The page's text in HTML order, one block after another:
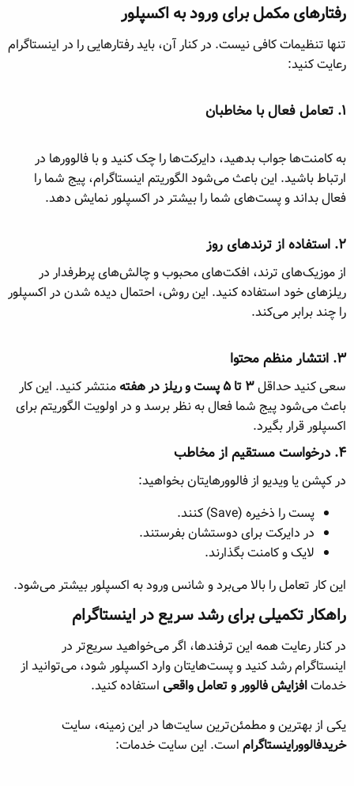
رفتارهای مکمل برای ورود به اکسپلور​
تنها تنظیمات کافی نیست. در کنار آن، باید رفتارهایی را در اینستاگرام
رعایت کنید:
۱. تعامل فعال با مخاطبان​
به کامنت‌ها جواب بدهید، دایرکت‌ها را چک کنید و با فالوورها در
ارتباط باشید. این باعث می‌شود الگوریتم اینستاگرام، پیج شما را
فعال بداند و پست‌های شما را بیشتر در اکسپلور نمایش دهد.
۲. استفاده از ترندهای روز​
از موزیک‌های ترند، افکت‌های محبوب و چالش‌های پرطرفدار در
ریلزهای خود استفاده کنید. این روش، احتمال دیده شدن در اکسپلور
را چند برابر می‌کند.
۳. انتشار منظم محتوا​
سعی کنید حداقل۳ تا ۵ پست و ریلز در هفته
منتشر کنید. این کار
باعث می‌شود پیج شما فعال به نظر برسد و در اولویت الگوریتم برای
اکسپلور قرار بگیرد.
۴. درخواست مستقیم از مخاطب​
در کپشن یا ویدیو از فالوورهایتان بخواهید:
پست را ذخیره (Save) کنند.
در دایرکت برای دوستشان بفرستند.
لایک و کامنت بگذارند.
این کار تعامل را بالا می‌برد و شانس ورود به اکسپلور بیشتر می‌شود.
راهکار تکمیلی برای رشد سریع در اینستاگرام​
در کنار رعایت همه این ترفندها، اگر می‌خواهید سریع‌تر در
اینستاگرام رشد کنید و پست‌هایتان وارد اکسپلور شود، می‌توانید از
خدماتافزایش فالوور و تعامل واقعی استفاده کنید.
یکی از بهترین و مطمئن‌ترین سایت‌ها در این زمینه، سایت
خریدفالووراینستاگرام است. این سایت خدمات: